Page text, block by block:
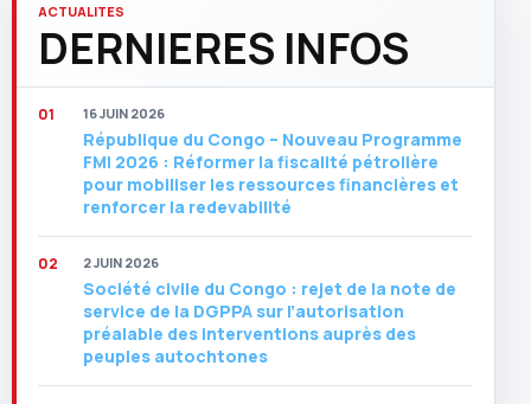
ACTUALITES
DERNIERES INFOS
16 JUIN 2026
République du Congo – Nouveau Programme
FMI 2026 : Réformer la fiscalité pétrolière
pour mobiliser les ressources financières et
renforcer la redevabilité
2 JUIN 2026
Société civile du Congo : rejet de la note de
service de la DGPPA sur l’autorisation
préalable des interventions auprès des
peuples autochtones